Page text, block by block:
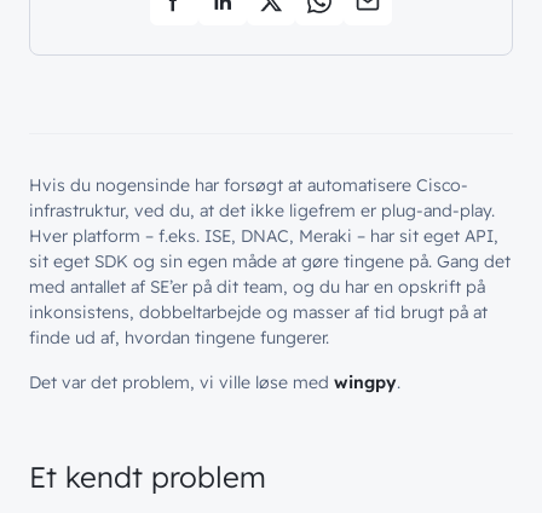
Hvis du nogensinde har forsøgt at automatisere Cisco-
infrastruktur, ved du, at det ikke ligefrem er plug-and-play.
Hver platform – f.eks. ISE, DNAC, Meraki – har sit eget API,
sit eget SDK og sin egen måde at gøre tingene på. Gang det
med antallet af SE’er på dit team, og du har en opskrift på
inkonsistens, dobbeltarbejde og masser af tid brugt på at
finde ud af, hvordan tingene fungerer.
Det var det problem, vi ville løse med wingpy.
Et kendt problem